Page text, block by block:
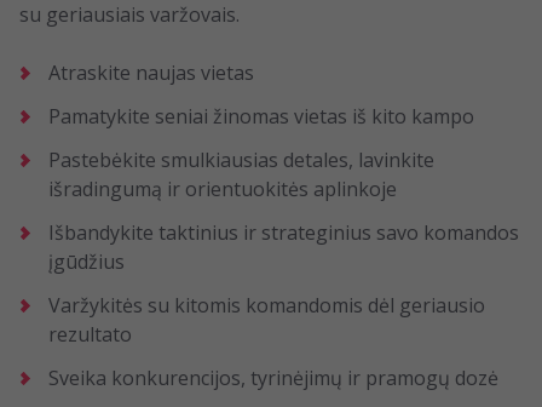
su geriausiais varžovais.
Atraskite naujas vietas
Pamatykite seniai žinomas vietas iš kito kampo
Pastebėkite smulkiausias detales, lavinkite
išradingumą ir orientuokitės aplinkoje
Išbandykite taktinius ir strateginius savo komandos
įgūdžius
Varžykitės su kitomis komandomis dėl geriausio
rezultato
Sveika konkurencijos, tyrinėjimų ir pramogų dozė